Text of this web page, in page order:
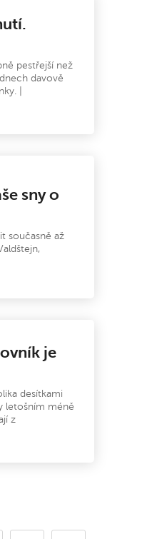
pestřejší než
davově
|
sny o
současně až
je
desítkami
letošním méně
z